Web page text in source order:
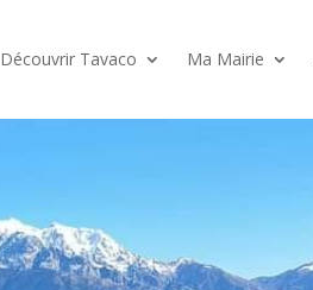
Découvrir Tavaco Ma Mairie